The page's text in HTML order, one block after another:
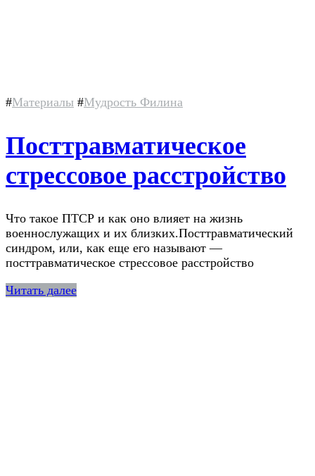
#Материалы #Мудрость Филина
Посттравматическое
стрессовое расстройство
Что такое ПТСР и как оно влияет на жизнь
военнослужащих и их близких.Посттравматический
синдром, или, как еще его называют —
посттравматическое стрессовое расстройство
Читать далее